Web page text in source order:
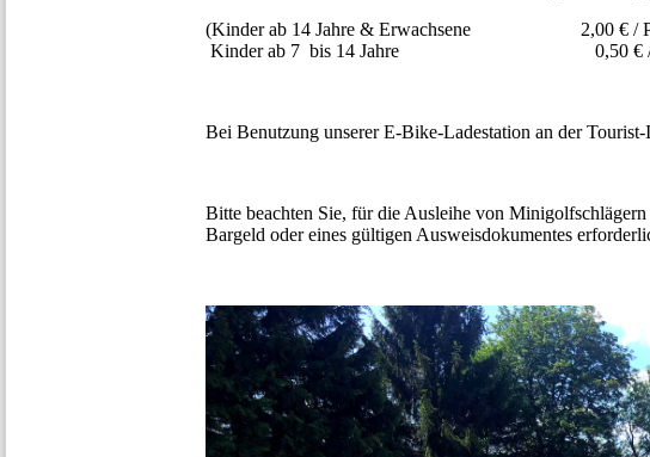
(Kinder ab 14 Jahre & Erwachsene 2,00 € /
Kinder ab 7 bis 14 Jahre 0,50 € /
Bei Benutzung unserer E-Bike-Ladestation an der
Bitte beachten Sie, für die Ausleihe von
Bargeld oder eines gültigen Ausweisdokumentes